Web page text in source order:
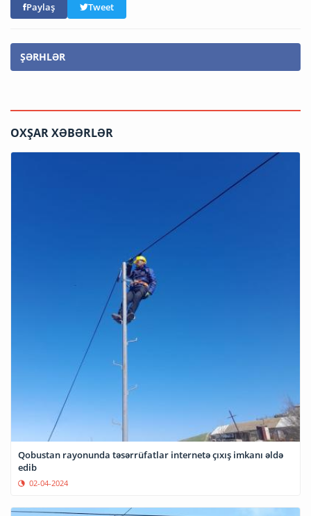
Paylaş Tweet
ŞƏRHLƏR
OXŞAR XƏBƏRLƏR
Qobustan rayonunda təsərrüfatlar internetə çıxış imkanı əldə
edib
02-04-2024